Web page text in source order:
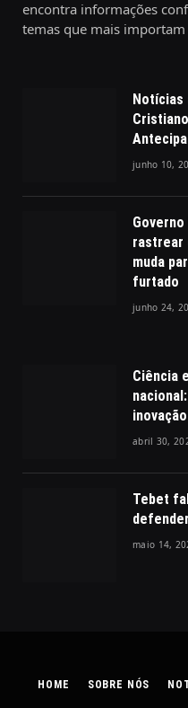
encontra informações
temas que mais importam
Notícias
junho 10,
rastrear
muda
furtado
junho 24,
Ciência
abril 30,
Tebet
maio 14,
HOME SOBRE NÓS